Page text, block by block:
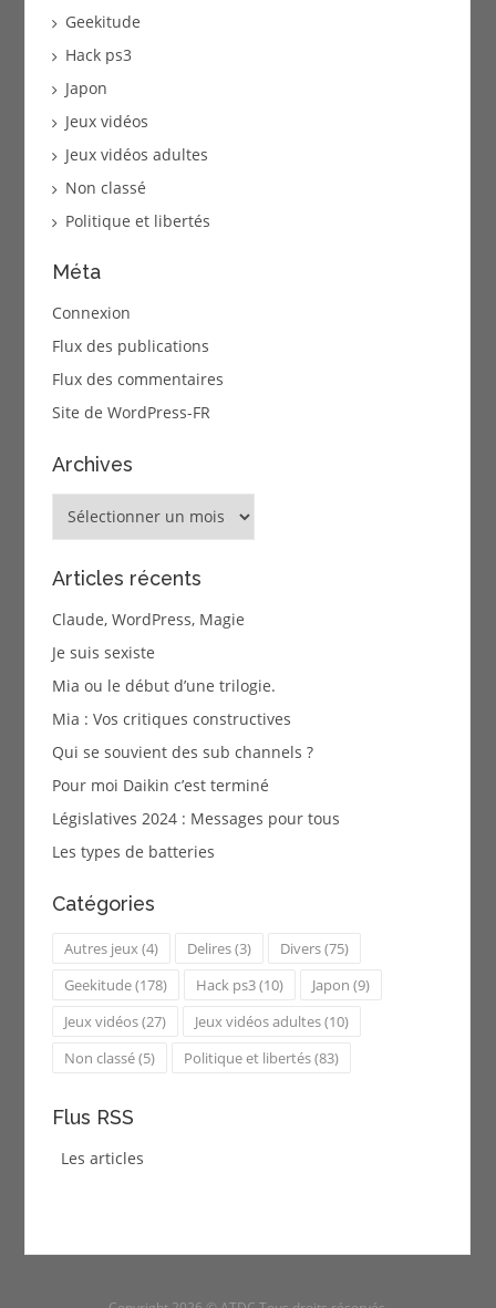
Geekitude
Hack ps3
Japon
Jeux vidéos
Jeux vidéos adultes
Non classé
Politique et libertés
Méta
Connexion
Flux des publications
Flux des commentaires
Site de WordPress-FR
Archives
Articles récents
Claude, WordPress, Magie
Je suis sexiste
Mia ou le début d’une trilogie.
Mia : Vos critiques constructives
Qui se souvient des sub channels ?
Pour moi Daikin c’est terminé
Législatives 2024 : Messages pour tous
Les types de batteries
Catégories
Autres jeux(4) Delires(3) Divers(75)
Geekitude(178) Hack ps3(10) Japon (9)
Jeux vidéos(27) Jeux vidéos adultes(10)
Non classé(5) Politique et libertés(83)
Flus RSS
Les articles